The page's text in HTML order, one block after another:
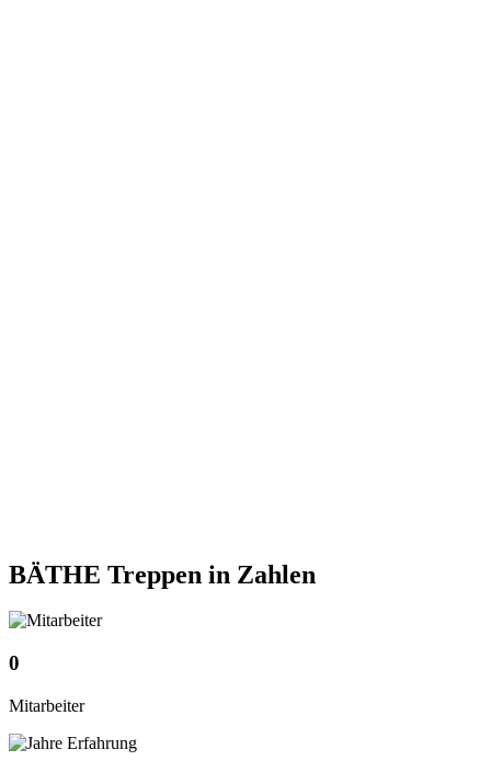
BÄTHE Treppen in Zahlen
0
Mitarbeiter